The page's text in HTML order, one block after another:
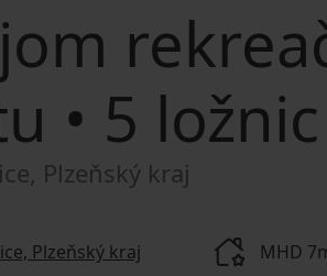
• 5
Plzeňský kraj
Plzeňský kraj MHD